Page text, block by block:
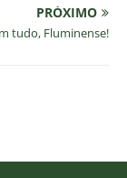
PRÓXIMO
tudo, Fluminense!